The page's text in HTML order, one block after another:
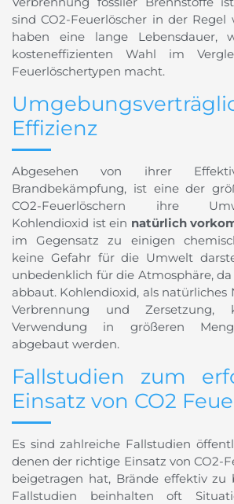
sind CO2-Feuerlöscher in der
haben eine lange Lebensdauer,
kosteneffizienten Wahl im
Feuerlöschertypen macht.
Effizienz
Abgesehen von ihrer
Brandbekämpfung, ist eine der
CO2-Feuerlöschern ihre
Kohlendioxid ist ein natürlich
im Gegensatz zu einigen
keine Gefahr für die Umwelt
unbedenklich für die Atmosphäre,
abbaut. Kohlendioxid, als
Verbrennung und
Verwendung in größeren
abgebaut werden.
Fallstudien zum
Einsatz von CO2
Es sind zahlreiche Fallstudien
denen der richtige Einsatz von CO2-
beigetragen hat, Brände effektiv zu
Fallstudien beinhalten oft